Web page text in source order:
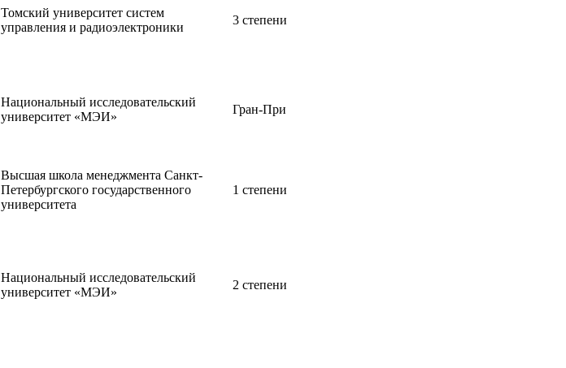
Томский университет систем
управления и радиоэлектроники
3 степени
Национальный исследовательский
университет «МЭИ»
Гран-При
Высшая школа менеджмента Санкт-
Петербургского государственного
университета
1 степени
Национальный исследовательский
университет «МЭИ»
2 степени